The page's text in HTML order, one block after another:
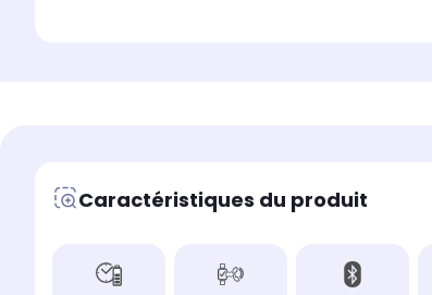
Caractéristiques du produit